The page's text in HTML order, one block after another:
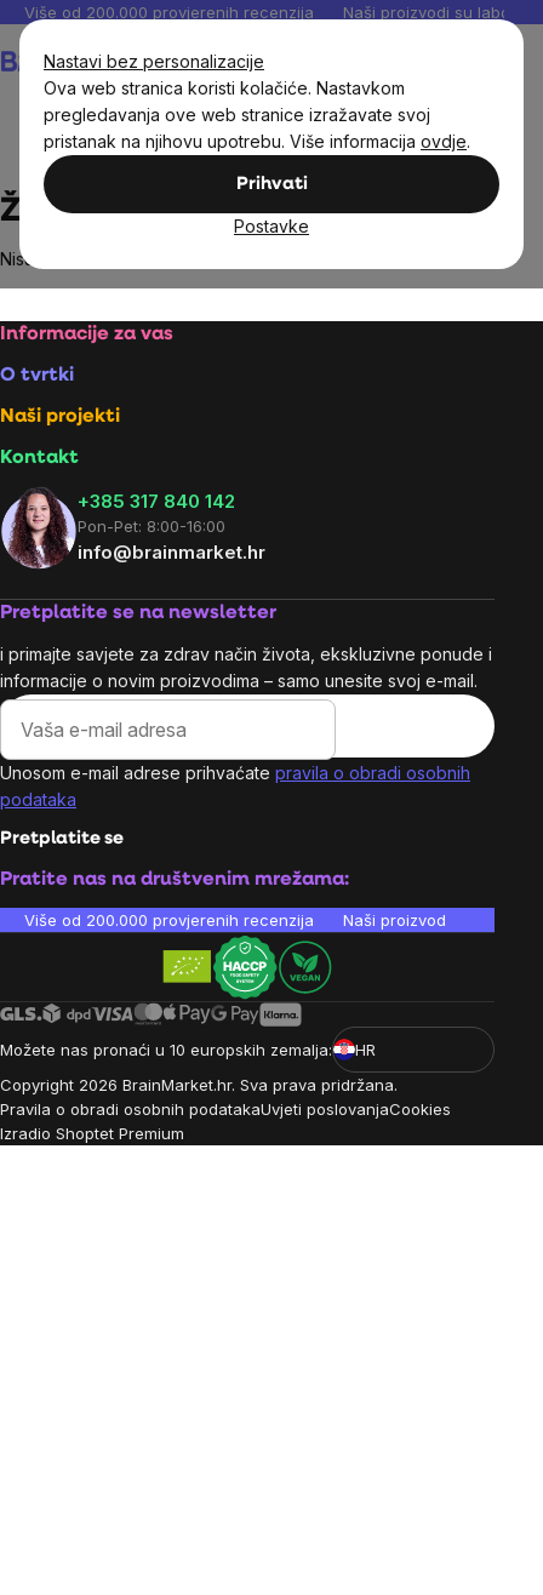
Nastavi bez personalizacije
Ova web stranica koristi kolačiće. Nastavkom
pregledavanja ove web stranice izražavate svoj
pristanak na njihovu upotrebu. Više informacija ovdje.
Prihvati
Postavke
Preskoči
sadržaj
Više od 200.000 provjerenih recenzija Naši proizvodi su
Živina
Nisu pronađeni proizvodi marke
Footer
Informacije za vas
O tvrtki
Naši projekti
Kontakt
+385 317 840 142
Pon-Pet: 8:00-16:00
info@brainmarket.hr
Pretplatite se na newsletter
i primajte savjete za zdrav način života, ekskluzivne ponude i
informacije o novim proizvodima – samo unesite svoj e-mail.
Unosom e-mail adrese prihvaćate pravila o obradi osobnih
podataka
Pretplatite se
Pratite nas na društvenim mrežama:
Više od 200.000 provjerenih recenzija Naši proizvodi su
Možete nas pronaći u 10 europskih zemalja:
HR
Copyright 2026 BrainMarket.hr. Sva prava pridržana.
Pravila o obradi osobnih podatakaUvjeti poslovanjaCookies
Izradio Shoptet Premium